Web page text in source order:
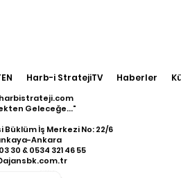
Harb-i StratejiTV Haberler
Geleceğe..."
Büklüm İş Merkezi No: 22/6
Ankara
03 30 & 0534 321 46 55